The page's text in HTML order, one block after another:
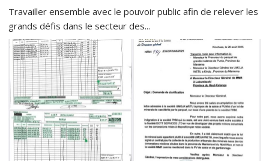
Travailler ensemble avec le pouvoir public afin de relever les
grands défis dans le secteur des...